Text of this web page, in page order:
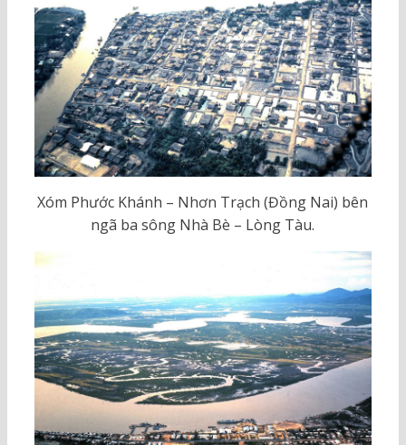
Xóm Phước Khánh – Nhơn Trạch (Đồng Nai) bên
ngã ba sông Nhà Bè – Lòng Tàu.